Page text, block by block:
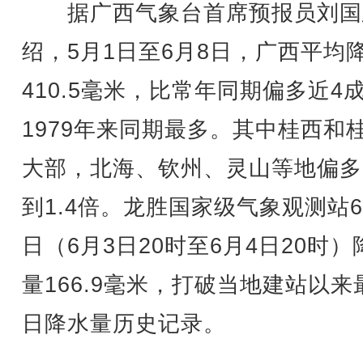
据广西气象台首席预报员刘
绍，5月1日至6月8日，广西平均
410.5毫米，比常年同期偏多近4
1979年来同期最多。其中桂西和
大部，北海、钦州、灵山等地偏
到1.4倍。龙胜国家级气象观测站
日（6月3日20时至6月4日20时）
量166.9毫米，打破当地建站以来
日降水量历史记录。